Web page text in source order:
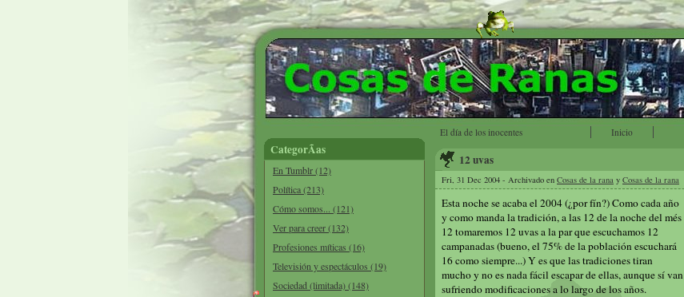
El día de los inocentes Inicio
CategorÃ­as
En Tumblr (12)
Política (213)
Cómo somos... (121)
Ver para creer (132)
Profesiones míticas (16)
Televisión y espectáculos (19)
Sociedad (limitada) (148)
12 uvas
Fri, 31 Dec 2004 - Archivado en Cosas de la rana y Cosas de la rana
Esta noche se acaba el 2004 (¿por fín?) Como cada año
y como manda la tradición, a las 12 de la noche del més
12 tomaremos 12 uvas a la par que escuchamos 12
campanadas (bueno, el 75% de la población escuchará
16 como siempre...) Y es que las tradiciones tiran
mucho y no es nada fácil escapar de ellas, aunque sí van
sufriendo modificaciones a lo largo de los años.